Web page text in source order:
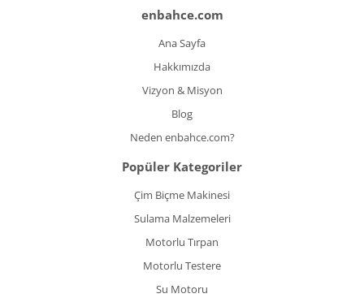
enbahce.com
Ana Sayfa
Hakkımızda
Vizyon & Misyon
Blog
Neden enbahce.com?
Popüler Kategoriler
Çim Biçme Makinesi
Sulama Malzemeleri
Motorlu Tırpan
Motorlu Testere
Su Motoru